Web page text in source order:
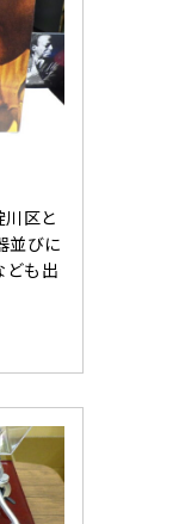
川区と
並びに
ども出